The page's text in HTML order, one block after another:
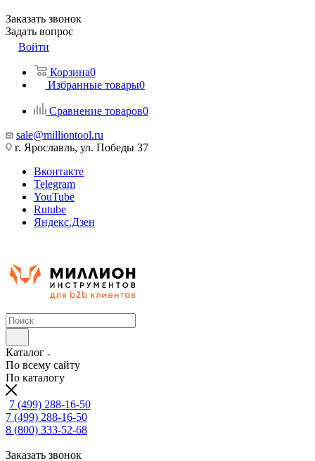
Заказать звонок
Задать вопрос
Войти
Корзина0
Избранные товары0
Сравнение товаров0
sale@milliontool.ru
г. Ярославль, ул. Победы 37
Вконтакте
Telegram
YouTube
Rutube
Яндекс.Дзен
Каталог
По всему сайту
По каталогу
7 (499) 288-16-50
7 (499) 288-16-50
8 (800) 333-52-68
Заказать звонок